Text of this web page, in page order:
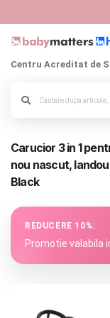
Italbaby
Centru Acreditat de
Carucior 3 in 1
nou nascut,
Black
REDUCERE 10%:
Promotie valabila
Alege